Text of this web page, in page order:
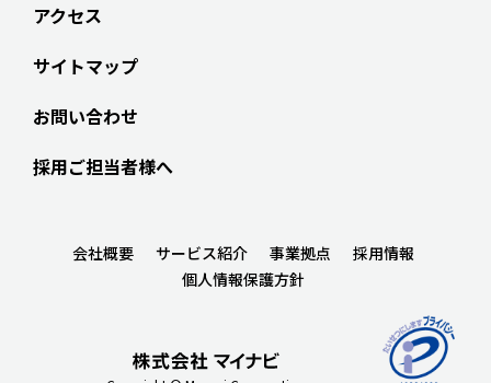
アクセス
サイトマップ
お問い合わせ
採用ご担当者様へ
会社概要 サービス紹介 事業拠点
採用情報
個人情報保護方針